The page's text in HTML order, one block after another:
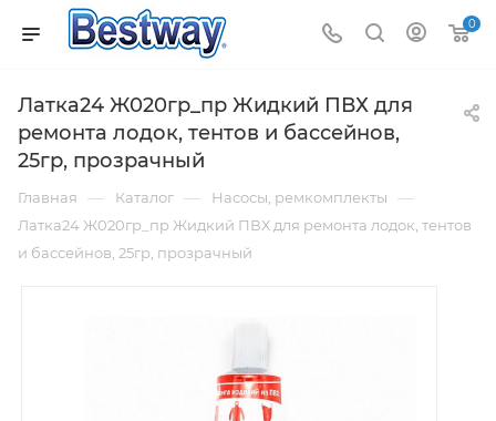
0
Латка24 Ж020гр_пр Жидкий ПВХ для
ремонта лодок, тентов и бассейнов,
25гр, прозрачный
Главная — Каталог — Насосы, ремкомплекты —
Латка24 Ж020гр_пр Жидкий ПВХ для ремонта лодок, тентов
и бассейнов, 25гр, прозрачный